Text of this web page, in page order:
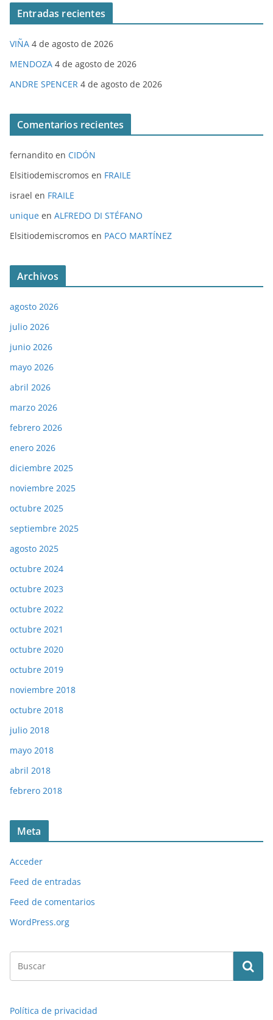
Entradas recientes
VIÑA 4 de agosto de 2026
MENDOZA 4 de agosto de 2026
ANDRE SPENCER 4 de agosto de 2026
Comentarios recientes
fernandito en CIDÓN
Elsitiodemiscromos en FRAILE
israel en FRAILE
unique en ALFREDO DI STÉFANO
Elsitiodemiscromos en PACO MARTÍNEZ
Archivos
agosto 2026
julio 2026
junio 2026
mayo 2026
abril 2026
marzo 2026
febrero 2026
enero 2026
diciembre 2025
noviembre 2025
octubre 2025
septiembre 2025
agosto 2025
octubre 2024
octubre 2023
octubre 2022
octubre 2021
octubre 2020
octubre 2019
noviembre 2018
octubre 2018
julio 2018
mayo 2018
abril 2018
febrero 2018
Meta
Acceder
Feed de entradas
Feed de comentarios
WordPress.org
Política de privacidad